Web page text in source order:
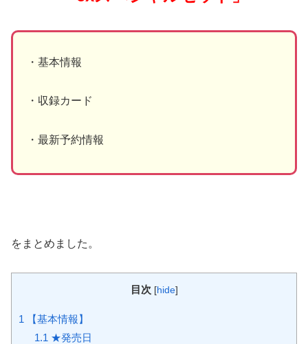
・基本情報
・収録カード
・最新予約情報
をまとめました。
目次 [hide]
1 【基本情報】
1.1 ★発売日